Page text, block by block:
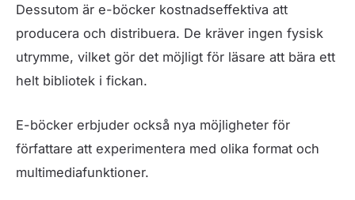
Dessutom är e-böcker kostnadseffektiva att
producera och distribuera. De kräver ingen fysisk
utrymme, vilket gör det möjligt för läsare att bära ett
helt bibliotek i fickan.
E-böcker erbjuder också nya möjligheter för
författare att experimentera med olika format och
multimediafunktioner.